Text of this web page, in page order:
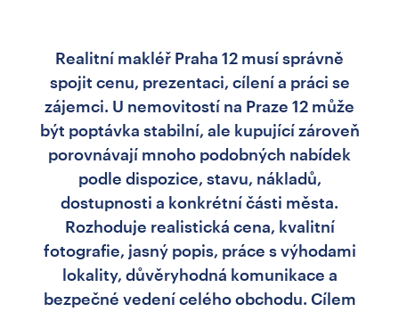
Realitní makléř Praha 12 musí správně
spojit cenu, prezentaci, cílení a práci se
zájemci. U nemovitostí na Praze 12 může
být poptávka stabilní, ale kupující zároveň
porovnávají mnoho podobných nabídek
podle dispozice, stavu, nákladů,
dostupnosti a konkrétní části města.
Rozhoduje realistická cena, kvalitní
fotografie, jasný popis, práce s výhodami
lokality, důvěryhodná komunikace a
bezpečné vedení celého obchodu. Cílem